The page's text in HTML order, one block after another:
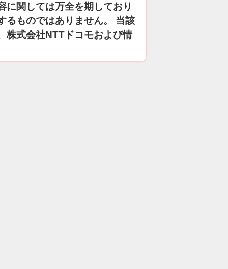
に関しては万全を期しており
るものではありません。 当該
株式会社NTTドコモおよび情